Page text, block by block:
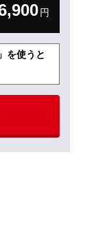
円
を使うと